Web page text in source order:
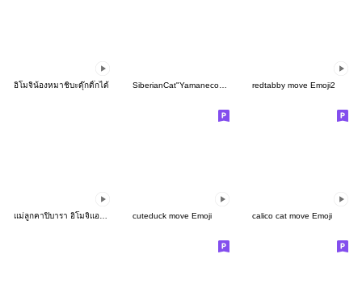
อิโมจิน้องหมาชิบะดุ๊กดิ๊กได้ SiberianCat"Yamaneco emoji3 redtabby move Emoji2
cuteduck move Emoji calico cat move Emoji